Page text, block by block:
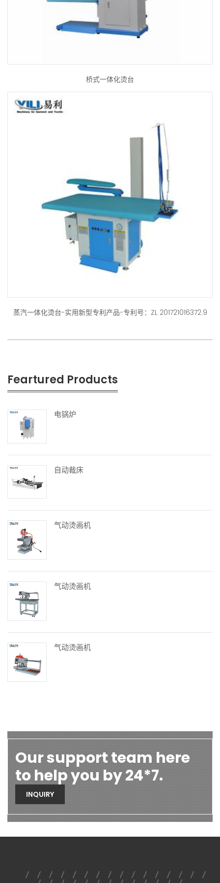
桥式一体化烫台
蒸汽一体化烫台-实用新型专利产品-专利号：ZL 201721016372.9
Feartured Products
电锅炉
自动裁床
气动烫画机
气动烫画机
气动烫画机
Our support team here
to help you by 24*7.
INQUIRY